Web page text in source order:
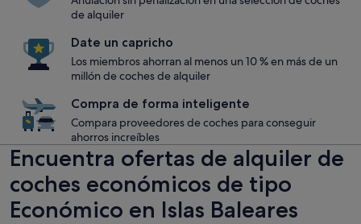
de alquiler
Date un capricho
Los miembros ahorran al menos un 10 % en más de un
millón de coches de alquiler
Compra de forma inteligente
Compara proveedores de coches para conseguir
ahorros increíbles
Encuentra ofertas de alquiler de
coches económicos de tipo
Económico en Islas Baleares